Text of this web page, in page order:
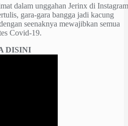
dalam unggahan Jerinx di Instagram
gara-gara bangga jadi kacung
seenaknya mewajibkan semua
Covid-19.
DISINI